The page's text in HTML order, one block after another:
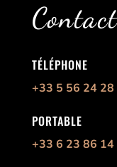
Contact
TÉLÉPHONE
+33 5 56 24 28
PORTABLE
+33 6 23 86 14